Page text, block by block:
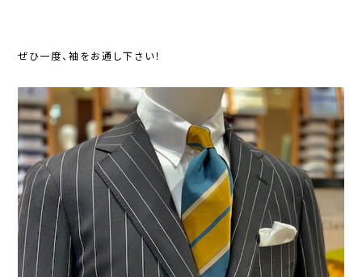
ぜひ一度、袖をお通し下さい！